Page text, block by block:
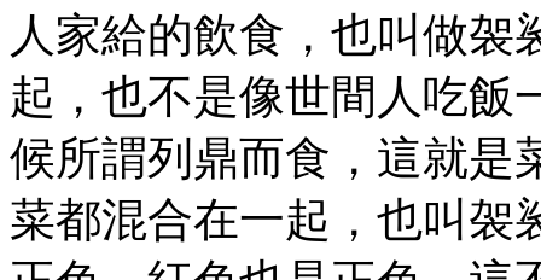
人家給的飲食，也叫做袈
起，也不是像世間人吃飯
候所謂列鼎而食，這就是
菜都混合在一起，也叫袈